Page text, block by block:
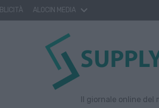
ALOCIN MEDIA
Il giornale online del